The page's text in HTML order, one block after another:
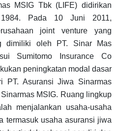
MSIG Tbk (LIFE) didirikan
Pada 10 Juni 2011,
joint venture yang
dimiliki oleh PT. Sinar Mas
Sumitomo Insurance Co
peningkatan modal dasar
PT. Asuransi Jiwa Sinarmas
MSIG. Ruang lingkup
menjalankan usaha-usaha
termasuk usaha asuransi jiwa